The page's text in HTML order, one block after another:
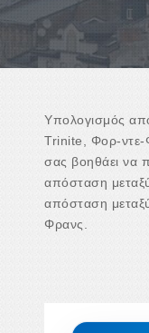
Υπολογισμός
Trinite, Φορ-ντε-
σας βοηθάει να
απόσταση
απόσταση
Φρανς.